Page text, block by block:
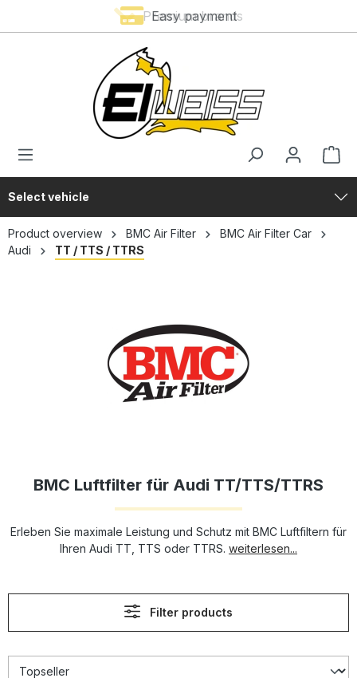
Premium brands
Easy payment
Select vehicle
Product overview BMC Air Filter
BMC Air Filter Car
Audi
TT / TTS / TTRS
BMC Luftfilter für Audi TT/TTS/TTRS
Erleben Sie maximale Leistung und Schutz mit BMC Luftfiltern für
Ihren Audi TT, TTS oder TTRS. weiterlesen...
Filter products